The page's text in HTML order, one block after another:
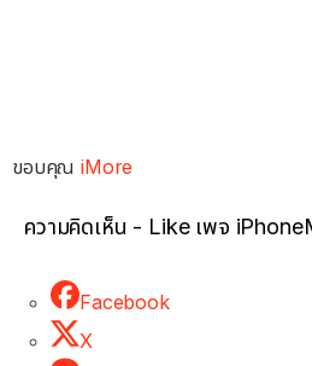
ขอบคุณiMore
ความคิดเห็น - Like เพจ
Facebook
X